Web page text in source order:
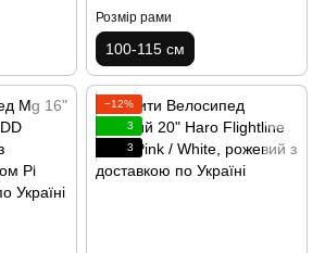
Розмір рами
100-115 см
−12%
3
3